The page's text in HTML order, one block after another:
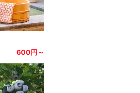
600円～